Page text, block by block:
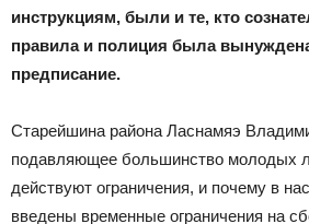
инструкциям, были и те, кто
правила и полиция была
предписание.
Старейшина района Ласнамяэ
подавляющее большинство молодых
действуют ограничения, и почему в
введены временные ограничения на